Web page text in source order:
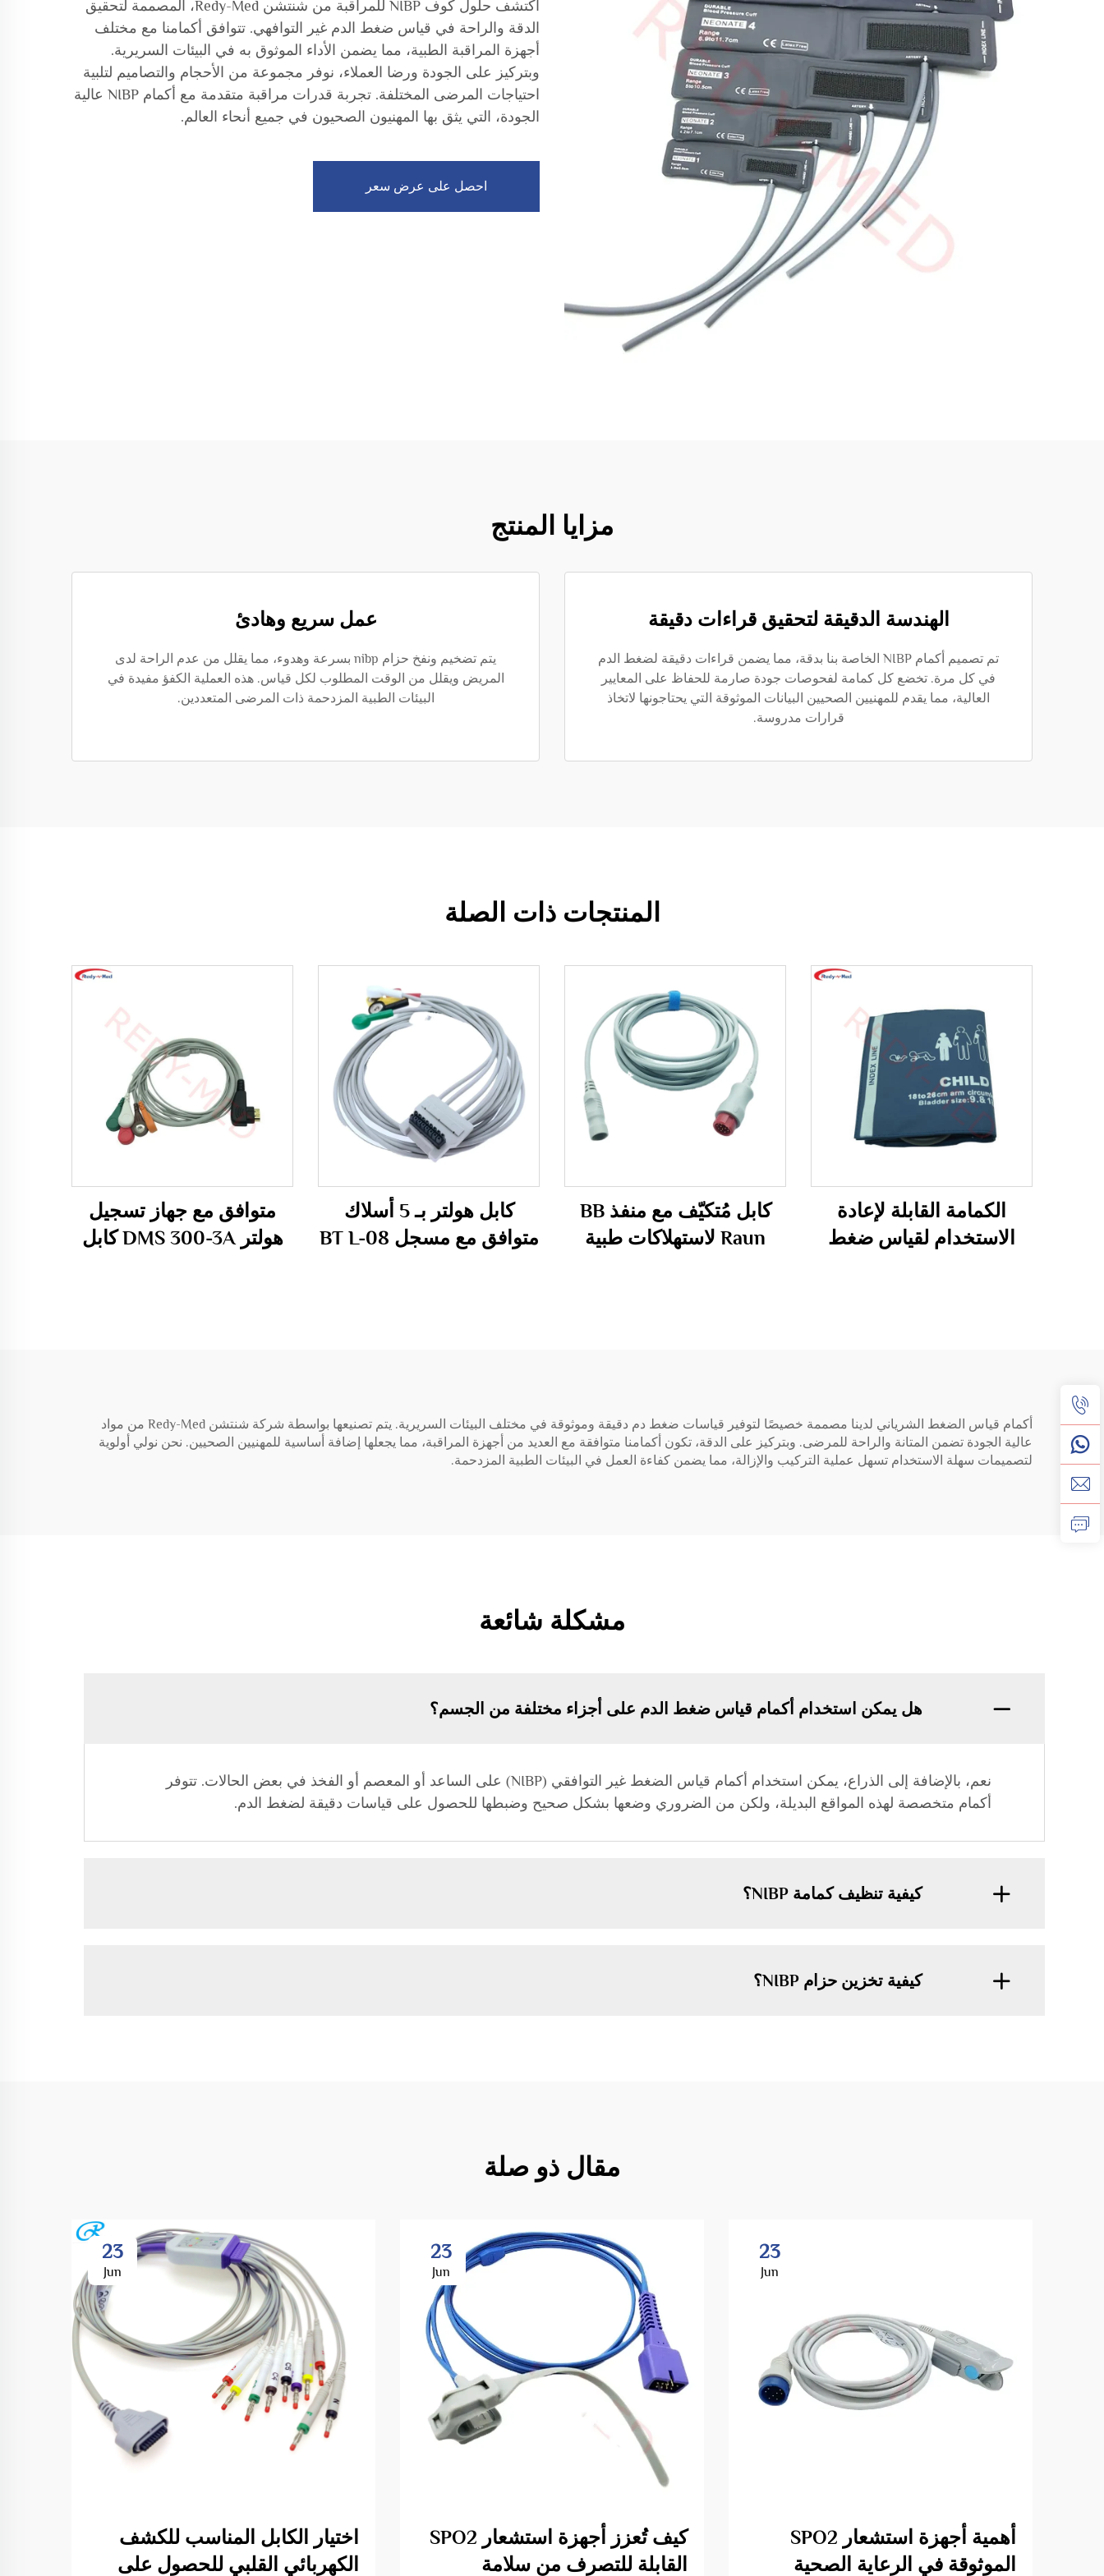
اكتشف حلول كوف NIBP للمراقبة من شنتشن Redy-Med، المصممة لتحقيق
الدقة والراحة في قياس ضغط الدم غير التوافهي. تتوافق أكمامنا مع مختلف
أجهزة المراقبة الطبية، مما يضمن الأداء الموثوق به في البيئات السريرية.
وبتركيز على الجودة ورضا العملاء، نوفر مجموعة من الأحجام والتصاميم لتلبية
احتياجات المرضى المختلفة. تجربة قدرات مراقبة متقدمة مع أكمام NIBP عالية
الجودة، التي يثق بها المهنيون الصحيون في جميع أنحاء العالم.
احصل على عرض سعر
مزايا المنتج
الهندسة الدقيقة لتحقيق قراءات دقيقة
تم تصميم أكمام NIBP الخاصة بنا بدقة، مما يضمن قراءات دقيقة لضغط الدم
في كل مرة. تخضع كل كمامة لفحوصات جودة صارمة للحفاظ على المعايير
العالية، مما يقدم للمهنيين الصحيين البيانات الموثوقة التي يحتاجونها لاتخاذ
قرارات مدروسة.
عمل سريع وهادئ
يتم تضخيم ونفخ حزام nibp بسرعة وهدوء، مما يقلل من عدم الراحة لدى
المريض ويقلل من الوقت المطلوب لكل قياس. هذه العملية الكفؤ مفيدة في
البيئات الطبية المزدحمة ذات المرضى المتعددين.
المنتجات ذات الصلة
الكمامة القابلة لإعادة
الاستخدام لقياس ضغط
كابل مُتكيّف مع منفذ BB
Raun لاستهلاكات طبية
كابل هولتر بـ 5 أسلاك
متوافق مع مسجل BT L-08
متوافق مع جهاز تسجيل
هولتر DMS 300-3A كابل
أكمام قياس الضغط الشرياني لدينا مصممة خصيصًا لتوفير قياسات ضغط دم دقيقة وموثوقة في مختلف البيئات السريرية. يتم تصنيعها بواسطة شركة شنتشن Redy-Med من مواد
عالية الجودة تضمن المتانة والراحة للمرضى. وبتركيز على الدقة، تكون أكمامنا متوافقة مع العديد من أجهزة المراقبة، مما يجعلها إضافة أساسية للمهنيين الصحيين. نحن نولي أولوية
لتصميمات سهلة الاستخدام تسهل عملية التركيب والإزالة، مما يضمن كفاءة العمل في البيئات الطبية المزدحمة.
مشكلة شائعة
هل يمكن استخدام أكمام قياس ضغط الدم على أجزاء مختلفة من الجسم؟
نعم، بالإضافة إلى الذراع، يمكن استخدام أكمام قياس الضغط غير التوافقي (NIBP) على الساعد أو المعصم أو الفخذ في بعض الحالات. تتوفر
أكمام متخصصة لهذه المواقع البديلة، ولكن من الضروري وضعها بشكل صحيح وضبطها للحصول على قياسات دقيقة لضغط الدم.
كيفية تنظيف كمامة NIBP؟
كيفية تخزين حزام NIBP؟
مقال ذو صلة
23
Jun
أهمية أجهزة استشعار SPO2
الموثوقة في الرعاية الصحية
23
Jun
كيف تُعزز أجهزة استشعار SPO2
القابلة للتصرف من سلامة
23
Jun
اختيار الكابل المناسب للكشف
الكهربائي القلبي للحصول على